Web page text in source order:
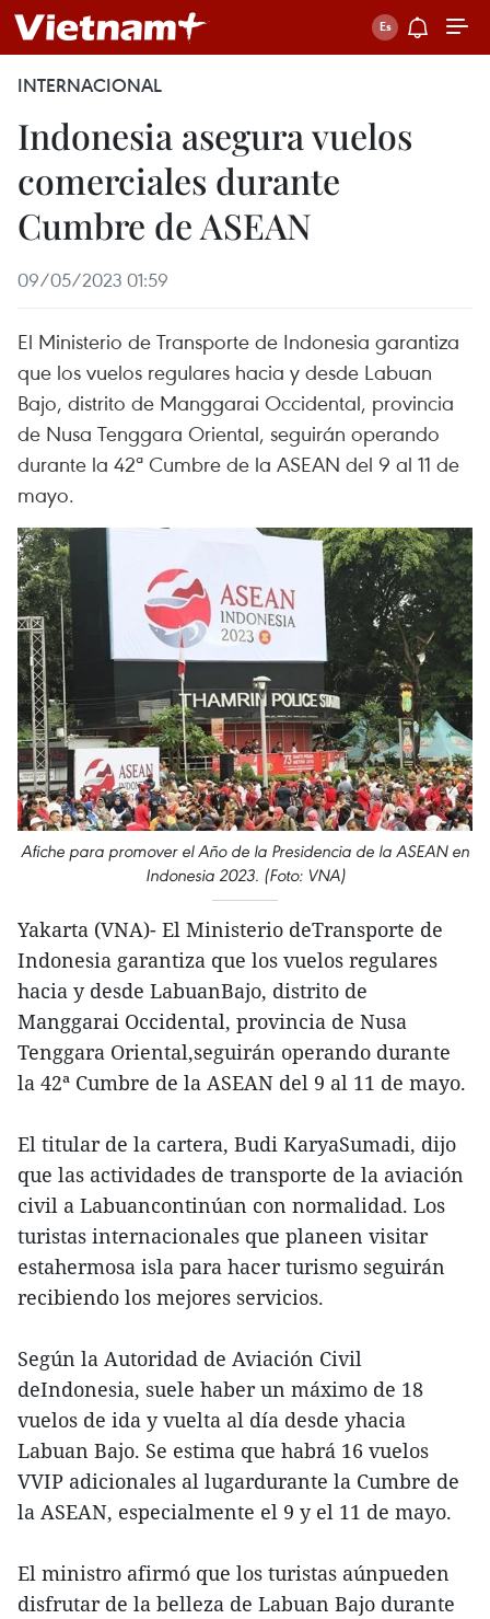
INTERNACIONAL
Indonesia asegura vuelos
comerciales durante
Cumbre de ASEAN
09/05/2023 01:59
El Ministerio de Transporte de Indonesia garantiza
que los vuelos regulares hacia y desde Labuan
Bajo, distrito de Manggarai Occidental, provincia
de Nusa Tenggara Oriental, seguirán operando
durante la 42ª Cumbre de la ASEAN del 9 al 11 de
mayo.
Afiche para promover el Año de la Presidencia de la ASEAN en
Indonesia 2023. (Foto: VNA)
Yakarta (VNA)- El Ministerio deTransporte de
Indonesia garantiza que los vuelos regulares
hacia y desde LabuanBajo, distrito de
Manggarai Occidental, provincia de Nusa
Tenggara Oriental,seguirán operando durante
la 42ª Cumbre de la ASEAN del 9 al 11 de mayo.
El titular de la cartera, Budi KaryaSumadi, dijo
que las actividades de transporte de la aviación
civil a Labuancontinúan con normalidad. Los
turistas internacionales que planeen visitar
estahermosa isla para hacer turismo seguirán
recibiendo los mejores servicios.
Según la Autoridad de Aviación Civil
deIndonesia, suele haber un máximo de 18
vuelos de ida y vuelta al día desde yhacia
Labuan Bajo. Se estima que habrá 16 vuelos
VVIP adicionales al lugardurante la Cumbre de
la ASEAN, especialmente el 9 y el 11 de mayo.
El ministro afirmó que los turistas aúnpueden
disfrutar de la belleza de Labuan Bajo durante